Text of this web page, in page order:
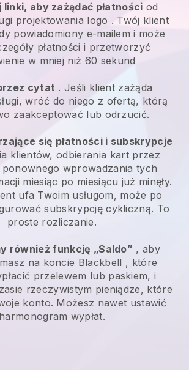
aby zażądać płatności od
projektowania logo . Twój klient
powiadomiony e-mailem i może
płatności i przetworzyć
w mniej niż 60 sekund
cytat . Jeśli klient zażąda
wróć do niego z ofertą, którą
zaakceptować lub odrzucić.
się płatności i subskrypcje
klientów, odbierania kart przez
wprowadzania tych
miesiąc po miesiącu już minęły.
ufa Twoim usługom, może po
subskrypcję cykliczną. To
proste rozliczanie.
również funkcję „Saldo” , aby
na koncie Blackbell , które
przelewem lub paskiem, i
rzeczywistym pieniądze, które
konto. Możesz nawet ustawić
harmonogram wypłat.